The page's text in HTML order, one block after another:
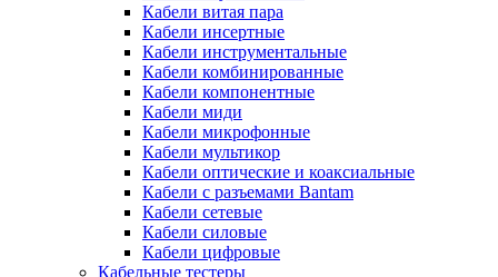
Кабели витая пара
Кабели инсертные
Кабели инструментальные
Кабели комбинированные
Кабели компонентные
Кабели миди
Кабели микрофонные
Кабели мультикор
Кабели оптические и коаксиальные
Кабели с разъемами Bantam
Кабели сетевые
Кабели силовые
Кабели цифровые
Кабельные тестеры